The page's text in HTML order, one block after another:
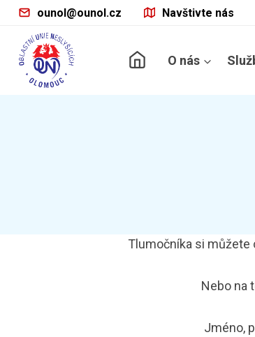
Přeskočit
obsah
ounol@ounol.cz Navštivte nás
O nás
Tlumočníka si můžete
Nebo na
Jméno,